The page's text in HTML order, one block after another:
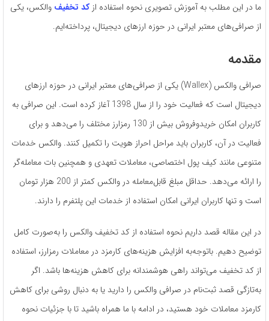
ما در این مطلب به آموزش تصویری نحوه استفاده ازکد تخفیف والکس، یکی
از صرافی‌های معتبر ایرانی در حوزه ارزهای دیجیتال، پرداخته‌ایم.
مقدمه
صرافی والکس (Wallex) یکی از صرافی‌های معتبر ایرانی در حوزه ارزهای
دیجیتال است که فعالیت خود را از سال 1398 آغاز کرده است. این صرافی به
کاربران امکان خریدوفروش بیش از 130 رمزارز مختلف را می‌دهد و برای
فعالیت در آن، کاربران باید مراحل احراز هویت را تکمیل کنند. والکس خدمات
متنوعی مانند کیف پول اختصاصی، معاملات تعهدی و همچنین بات معامله‌گر
را ارائه می‌دهد. حداقل مبلغ قابل‌معامله در والکس کمتر از 200 هزار تومان
است و تنها کاربران ایرانی امکان استفاده از خدمات این پلتفرم را دارند.
در این مقاله قصد داریم نحوه استفاده از کد تخفیف والکس را به‌صورت کامل
توضیح دهیم. باتوجه‌به افزایش هزینه‌های کارمزد در معاملات رمزارز، استفاده
از کد تخفیف می‌تواند راهی هوشمندانه برای کاهش هزینه‌ها باشد. اگر
به‌تازگی قصد ثبت‌نام در صرافی والکس را دارید یا به دنبال روشی برای کاهش
کارمزد معاملات خود هستید، در ادامه با ما همراه باشید تا با جزئیات نحوه